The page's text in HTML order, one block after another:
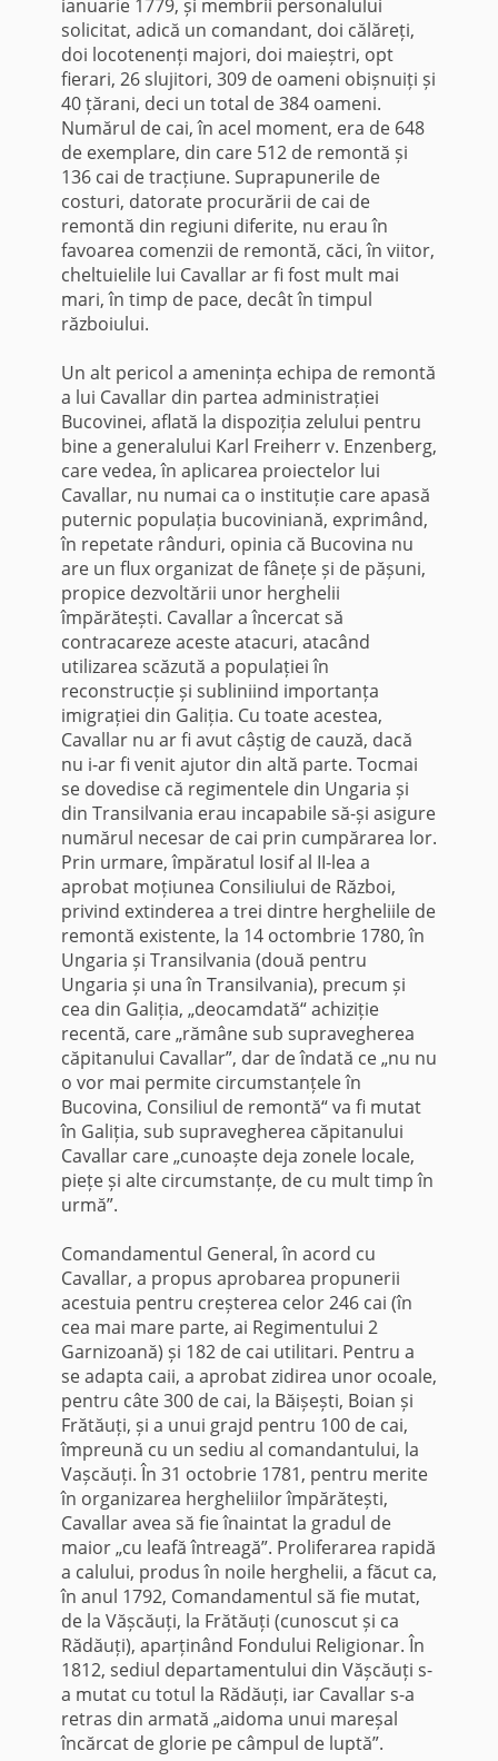
ianuarie 1779, și membrii personalului
solicitat, adică un comandant, doi călăreți,
doi locotenenți majori, doi maieștri, opt
fierari, 26 slujitori, 309 de oameni obișnuiți și
40 țărani, deci un total de 384 oameni.
Numărul de cai, în acel moment, era de 648
de exemplare, din care 512 de remontă și
136 cai de tracțiune. Suprapunerile de
costuri, datorate procurării de cai de
remontă din regiuni diferite, nu erau în
favoarea comenzii de remontă, căci, în viitor,
cheltuielile lui Cavallar ar fi fost mult mai
mari, în timp de pace, decât în timpul
războiului.
Un alt pericol a amenința echipa de remontă
a lui Cavallar din partea administrației
Bucovinei, aflată la dispoziția zelului pentru
bine a generalului Karl Freiherr v. Enzenberg,
care vedea, în aplicarea proiectelor lui
Cavallar, nu numai ca o instituție care apasă
puternic populația bucoviniană, exprimând,
în repetate rânduri, opinia că Bucovina nu
are un flux organizat de fânețe și de pășuni,
propice dezvoltării unor herghelii
împărătești. Cavallar a încercat să
contracareze aceste atacuri, atacând
utilizarea scăzută a populației în
reconstrucție și subliniind importanța
imigrației din Galiția. Cu toate acestea,
Cavallar nu ar fi avut câștig de cauză, dacă
nu i-ar fi venit ajutor din altă parte. Tocmai
se dovedise că regimentele din Ungaria și
din Transilvania erau incapabile să-și asigure
numărul necesar de cai prin cumpărarea lor.
Prin urmare, împăratul Iosif al II-lea a
aprobat moțiunea Consiliului de Război,
privind extinderea a trei dintre hergheliile de
remontă existente, la 14 octombrie 1780, în
Ungaria și Transilvania (două pentru
Ungaria și una în Transilvania), precum și
cea din Galiția, „deocamdată“ achiziție
recentă, care „rămâne sub supravegherea
căpitanului Cavallar”, dar de îndată ce „nu nu
o vor mai permite circumstanțele în
Bucovina, Consiliul de remontă“ va fi mutat
în Galiția, sub supravegherea căpitanului
Cavallar care „cunoaște deja zonele locale,
piețe și alte circumstanțe, de cu mult timp în
urmă”.
Comandamentul General, în acord cu
Cavallar, a propus aprobarea propunerii
acestuia pentru creșterea celor 246 cai (în
cea mai mare parte, ai Regimentului 2
Garnizoană) și 182 de cai utilitari. Pentru a
se adapta caii, a aprobat zidirea unor ocoale,
pentru câte 300 de cai, la Băișești, Boian și
Frătăuți, și a unui grajd pentru 100 de cai,
împreună cu un sediu al comandantului, la
Vașcăuți. În 31 octobrie 1781, pentru merite
în organizarea hergheliilor împărătești,
Cavallar avea să fie înaintat la gradul de
maior „cu leafă întreagă”. Proliferarea rapidă
a calului, produs în noile herghelii, a făcut ca,
în anul 1792, Comandamentul să fie mutat,
de la Vășcăuți, la Frătăuți (cunoscut și ca
Rădăuți), aparținând Fondului Religionar. În
1812, sediul departamentului din Vășcăuți s-
a mutat cu totul la Rădăuți, iar Cavallar s-a
retras din armată „aidoma unui mareșal
încărcat de glorie pe câmpul de luptă”.